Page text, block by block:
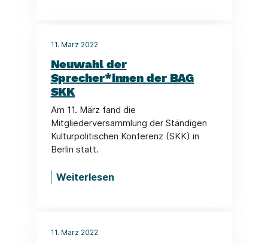
11. März 2022
Neuwahl der
Sprecher*innen der BAG
SKK
Am 11. März fand die
Mitgliederversammlung der Ständigen
Kulturpolitischen Konferenz (SKK) in
Berlin statt.
Weiterlesen
11. März 2022